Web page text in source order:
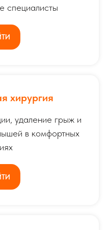
специалисты
хирургия
удаление грыж и
в комфортных